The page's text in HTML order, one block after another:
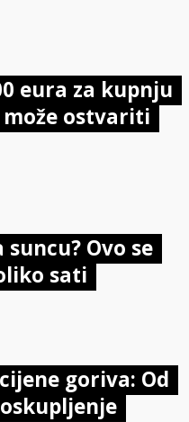
eura za kupnju
ostvariti
Ovo se
sati
goriva: Od